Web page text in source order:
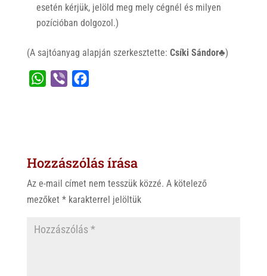
esetén kérjük, jelöld meg mely cégnél és milyen
pozícióban dolgozol.)
(A sajtóanyag alapján szerkesztette: Csíki Sándor♣)
A
p
o
k
Hozzászólás írása
Az e-mail címet nem tesszük közzé. A kötelező
mezőket *karakterrel jelöltük